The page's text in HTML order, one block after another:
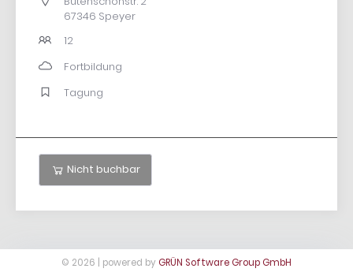
67346 Speyer
12
Fortbildung
Tagung
Nicht buchbar
© 2026 | powered by GRÜN Software Group GmbH